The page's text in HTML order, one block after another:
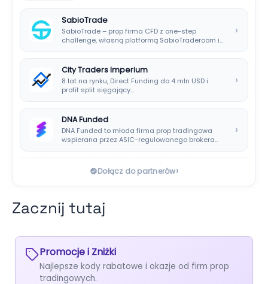
SabioTrade
SabioTrade – prop firma CFD z one-step
challenge, własną platformą SabioTraderoom i
›
City Traders Imperium
8 lat na rynku, Direct Funding do 4 mln USD i
profit split sięgający…
›
DNA Funded
DNA Funded to młoda firma prop tradingowa
wspierana przez ASIC-regulowanego brokera
›
Dołącz do partnerów›
Zacznij tutaj
Promocje i Zniżki
Najlepsze kody rabatowe i okazje od firm prop
tradingowych.